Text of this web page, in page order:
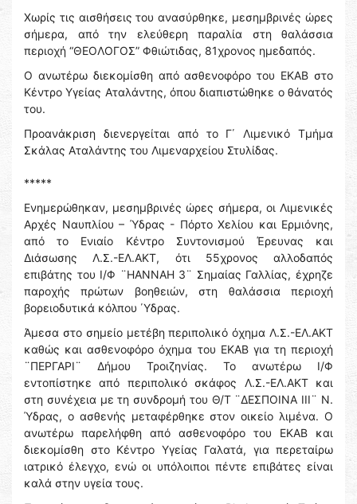
Χωρίς τις αισθήσεις του ανασύρθηκε, μεσημβρινές ώρες
σήμερα, από την ελεύθερη παραλία στη θαλάσσια
περιοχή “ΘΕΟΛΟΓΟΣ” Φθιώτιδας, 81χρονος ημεδαπός.
Ο ανωτέρω διεκομίσθη από ασθενοφόρο του ΕΚΑΒ στο
Κέντρο Υγείας Αταλάντης, όπου διαπιστώθηκε ο θάνατός
του.
Προανάκριση διενεργείται από το Γ΄ Λιμενικό Τμήμα
Σκάλας Αταλάντης του Λιμεναρχείου Στυλίδας.
*****
Ενημερώθηκαν, μεσημβρινές ώρες σήμερα, οι Λιμενικές
Αρχές Ναυπλίου – Ύδρας - Πόρτο Χελίου και Ερμιόνης,
από το Ενιαίο Κέντρο Συντονισμού Έρευνας και
Διάσωσης Λ.Σ.-ΕΛ.ΑΚΤ, ότι 55χρονος αλλοδαπός
επιβάτης του Ι/Φ ¨HANNAH 3¨ Σημαίας Γαλλίας, έχρηζε
παροχής πρώτων βοηθειών, στη θαλάσσια περιοχή
βορειοδυτικά κόλπου ΄Υδρας.
Άμεσα στο σημείο μετέβη περιπολικό όχημα Λ.Σ.-ΕΛ.ΑΚΤ
καθώς και ασθενοφόρο όχημα του ΕΚΑΒ για τη περιοχή
¨ΠΕΡΓΑΡΙ¨ Δήμου Τροιζηνίας. Το ανωτέρω Ι/Φ
εντοπίστηκε από περιπολικό σκάφος Λ.Σ.-ΕΛ.ΑΚΤ και
στη συνέχεια με τη συνδρομή του Θ/Τ ¨ΔΕΣΠΟΙΝΑ ΙΙΙ¨ Ν.
Ύδρας, ο ασθενής μεταφέρθηκε στον οικείο λιμένα. Ο
ανωτέρω παρελήφθη από ασθενοφόρο του ΕΚΑΒ και
διεκομίσθη στο Κέντρο Υγείας Γαλατά, για περεταίρω
ιατρικό έλεγχο, ενώ οι υπόλοιποι πέντε επιβάτες είναι
καλά στην υγεία τους.